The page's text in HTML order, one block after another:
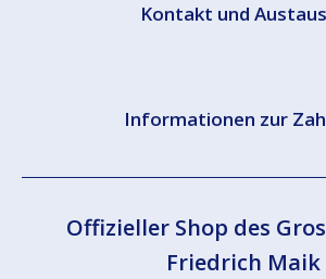
Kontakt und
Informationen zur
Offizieller Shop des
Friedrich Maik